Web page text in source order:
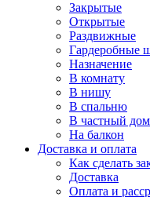
Закрытые
Открытые
Раздвижные
Гардеробные
Назначение
В комнату
В нишу
В спальню
В частный дом
На балкон
Доставка и оплата
Как сделать
Доставка
Оплата и